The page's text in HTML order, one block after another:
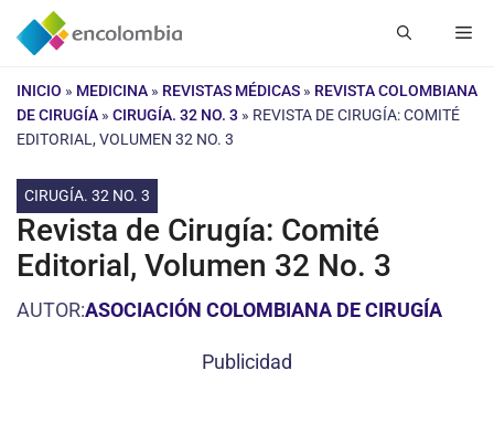
Saltar
INICIO » MEDICINA » REVISTAS MÉDICAS » REVISTA COLOMBIANA
DE CIRUGÍA » CIRUGÍA. 32 NO. 3 » REVISTA DE CIRUGÍA: COMITÉ
EDITORIAL, VOLUMEN 32 NO. 3
CIRUGÍA. 32 NO. 3
Revista de Cirugía: Comité
Editorial, Volumen 32 No. 3
AUTOR:ASOCIACIÓN COLOMBIANA DE CIRUGÍA
Publicidad